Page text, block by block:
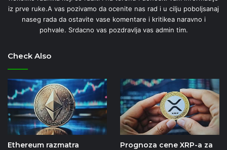
iz prve ruke.A vas pozivamo da ocenite nas rad i u cilju poboljsanaj
naseg rada da ostavite vase komentare i kritikea naravno i
pohvale. Srdacno vas pozdravlja vas admin tim.
Check Also
Ethereum razmatra
Prognoza cene XRP-a za